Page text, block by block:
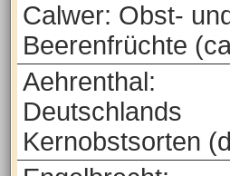
Calwer: Obst-
Beerenfrüchte
Aehrenthal:
Deutschlands
Kernobstsorten